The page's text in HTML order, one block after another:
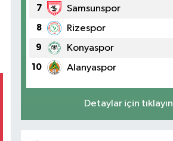
7 Samsunspor
8 Rizespor
9 Konyaspor
10 Alanyaspor
Detaylar için tıklayın